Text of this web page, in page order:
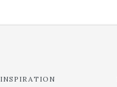
INSPIRATION